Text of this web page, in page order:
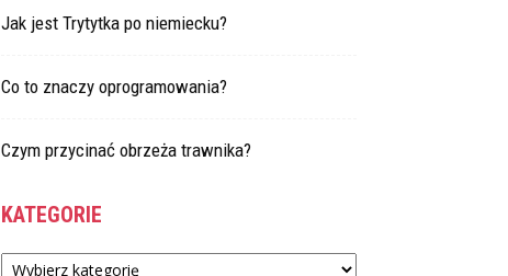
Jak jest Trytytka po niemiecku?
Co to znaczy oprogramowania?
Czym przycinać obrzeża trawnika?
KATEGORIE
Kategorie